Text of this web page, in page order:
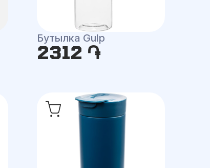
Бутылка Gulp
2312 ֏